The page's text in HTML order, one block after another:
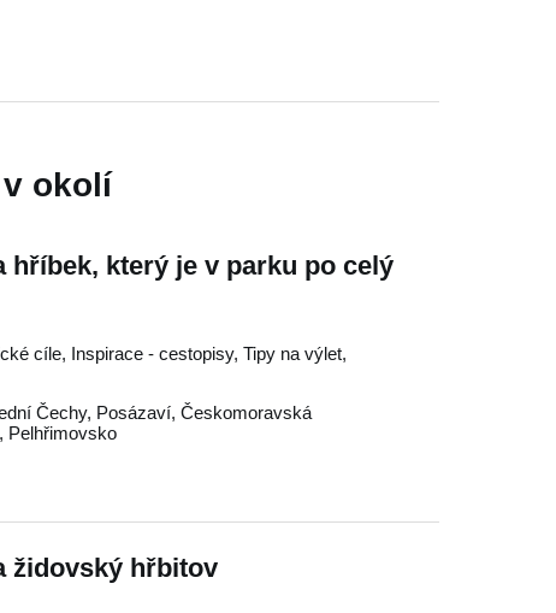
okolí
hříbek, který je v parku po celý
cíle, Inspirace - cestopisy, Tipy na výlet,
Čechy, Posázaví, Českomoravská
Pelhřimovsko
židovský hřbitov